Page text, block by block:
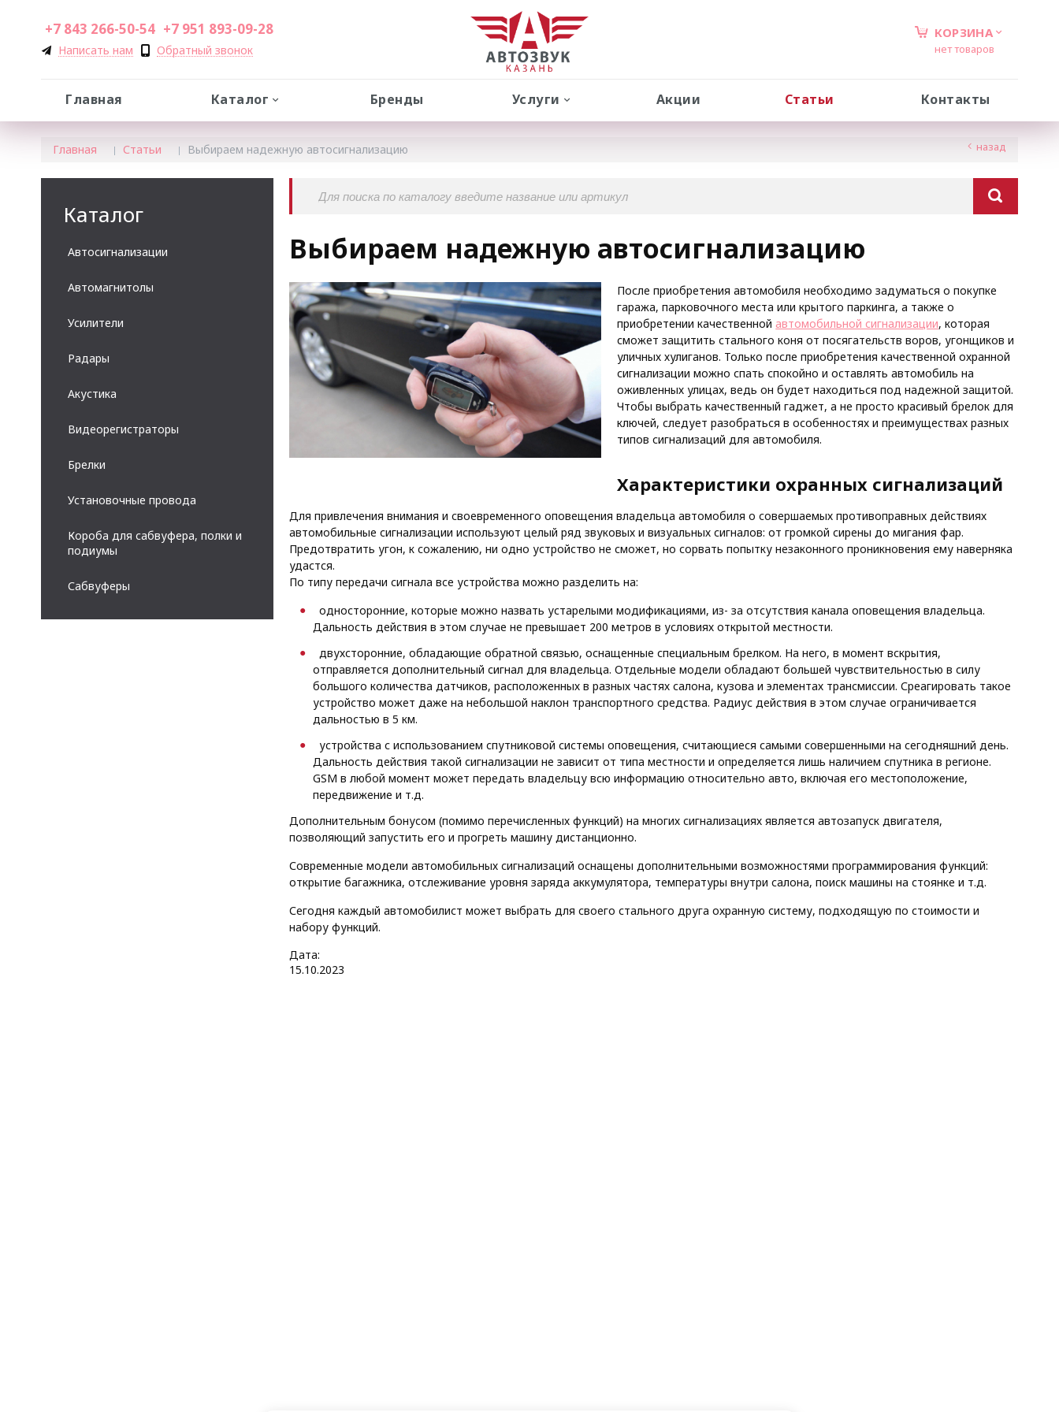
+7 843 266-50-54 +7 951 893-09-28
Написать нам Обратный звонок
КОРЗИНА
нет товаров
Главная Каталог Бренды Услуги Акции Статьи Контакты
Главная Статьи Выбираем надежную автосигнализацию назад
Каталог
Автосигнализации
Автомагнитолы
Усилители
Радары
Акустика
Видеорегистраторы
Брелки
Установочные провода
Короба для сабвуфера, полки и
подиумы
Сабвуферы
Выбираем надежную автосигнализацию
После приобретения автомобиля необходимо задуматься о покупке
гаража, парковочного места или крытого паркинга, а также о
приобретении качественной автомобильной сигнализации, которая
сможет защитить стального коня от посягательств воров, угонщиков и
уличных хулиганов. Только после приобретения качественной охранной
сигнализации можно спать спокойно и оставлять автомобиль на
оживленных улицах, ведь он будет находиться под надежной защитой.
Чтобы выбрать качественный гаджет, а не просто красивый брелок для
ключей, следует разобраться в особенностях и преимуществах разных
типов сигнализаций для автомобиля.
Характеристики охранных сигнализаций
Для привлечения внимания и своевременного оповещения владельца автомобиля о совершаемых противоправных действиях
автомобильные сигнализации используют целый ряд звуковых и визуальных сигналов: от громкой сирены до мигания фар.
Предотвратить угон, к сожалению, ни одно устройство не сможет, но сорвать попытку незаконного проникновения ему наверняка
удастся.
По типу передачи сигнала все устройства можно разделить на:
односторонние, которые можно назвать устарелыми модификациями, из- за отсутствия канала оповещения владельца.
Дальность действия в этом случае не превышает 200 метров в условиях открытой местности.
двухсторонние, обладающие обратной связью, оснащенные специальным брелком. На него, в момент вскрытия,
отправляется дополнительный сигнал для владельца. Отдельные модели обладают большей чувствительностью в силу
большого количества датчиков, расположенных в разных частях салона, кузова и элементах трансмиссии. Среагировать такое
устройство может даже на небольшой наклон транспортного средства. Радиус действия в этом случае ограничивается
дальностью в 5 км.
устройства с использованием спутниковой системы оповещения, считающиеся самыми совершенными на сегодняшний день.
Дальность действия такой сигнализации не зависит от типа местности и определяется лишь наличием спутника в регионе.
GSM в любой момент может передать владельцу всю информацию относительно авто, включая его местоположение,
передвижение и т.д.
Дополнительным бонусом (помимо перечисленных функций) на многих сигнализациях является автозапуск двигателя,
позволяющий запустить его и прогреть машину дистанционно.
Современные модели автомобильных сигнализаций оснащены дополнительными возможностями программирования функций:
открытие багажника, отслеживание уровня заряда аккумулятора, температуры внутри салона, поиск машины на стоянке и т.д.
Сегодня каждый автомобилист может выбрать для своего стального друга охранную систему, подходящую по стоимости и
набору функций.
Дата:
15.10.2023